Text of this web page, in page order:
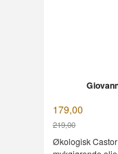
179,00
219,00
Rabatt
Økologisk